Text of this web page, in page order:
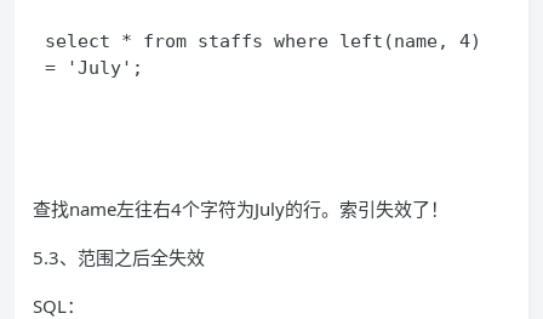
select * from staffs where left(name, 4)
= 'July';
查找name左往右4个字符为July的行。索引失效了！
5.3、范围之后全失效
SQL：